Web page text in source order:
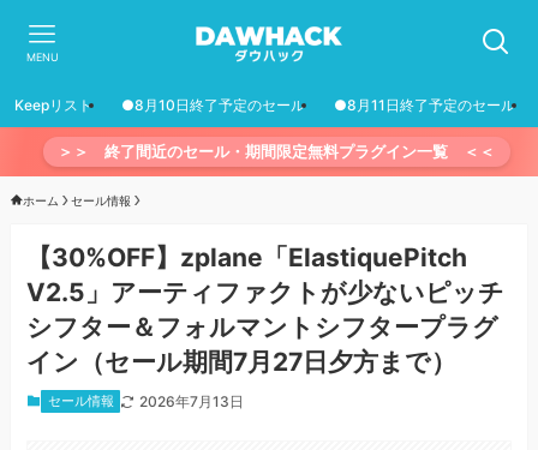
MENU
Keepリスト ●8月10日終了予定のセール ●8月11日終了予定のセール
＞＞ 終了間近のセール・期間限定無料プラグイン一覧 ＜＜
ホーム セール情報
【30%OFF】zplane「ElastiquePitch
V2.5」アーティファクトが少ないピッチ
シフター＆フォルマントシフタープラグ
イン（セール期間7月27日夕方まで）
セール情報 2026年7月13日